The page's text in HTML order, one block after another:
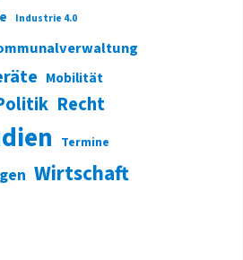
Industrie 4.0
Mobilität
Recht
Termine
Wirtschaft